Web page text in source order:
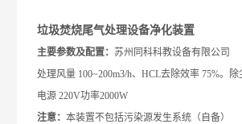
垃圾焚烧尾气处理设备净化装置
主要参数及配置： 苏州同科科教设备有限公司
处理风量 100~200m3/h、HCL去除效率 75%。除
电源 220V功率2000W
注意：本装置不包括污染源发生系统 （自备）